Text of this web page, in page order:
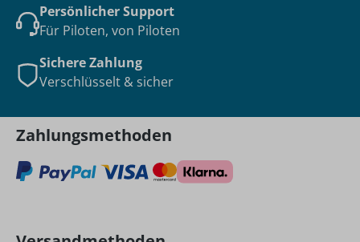
Persönlicher Support
Für Piloten, von Piloten
Sichere Zahlung
Verschlüsselt & sicher
Zahlungsmethoden